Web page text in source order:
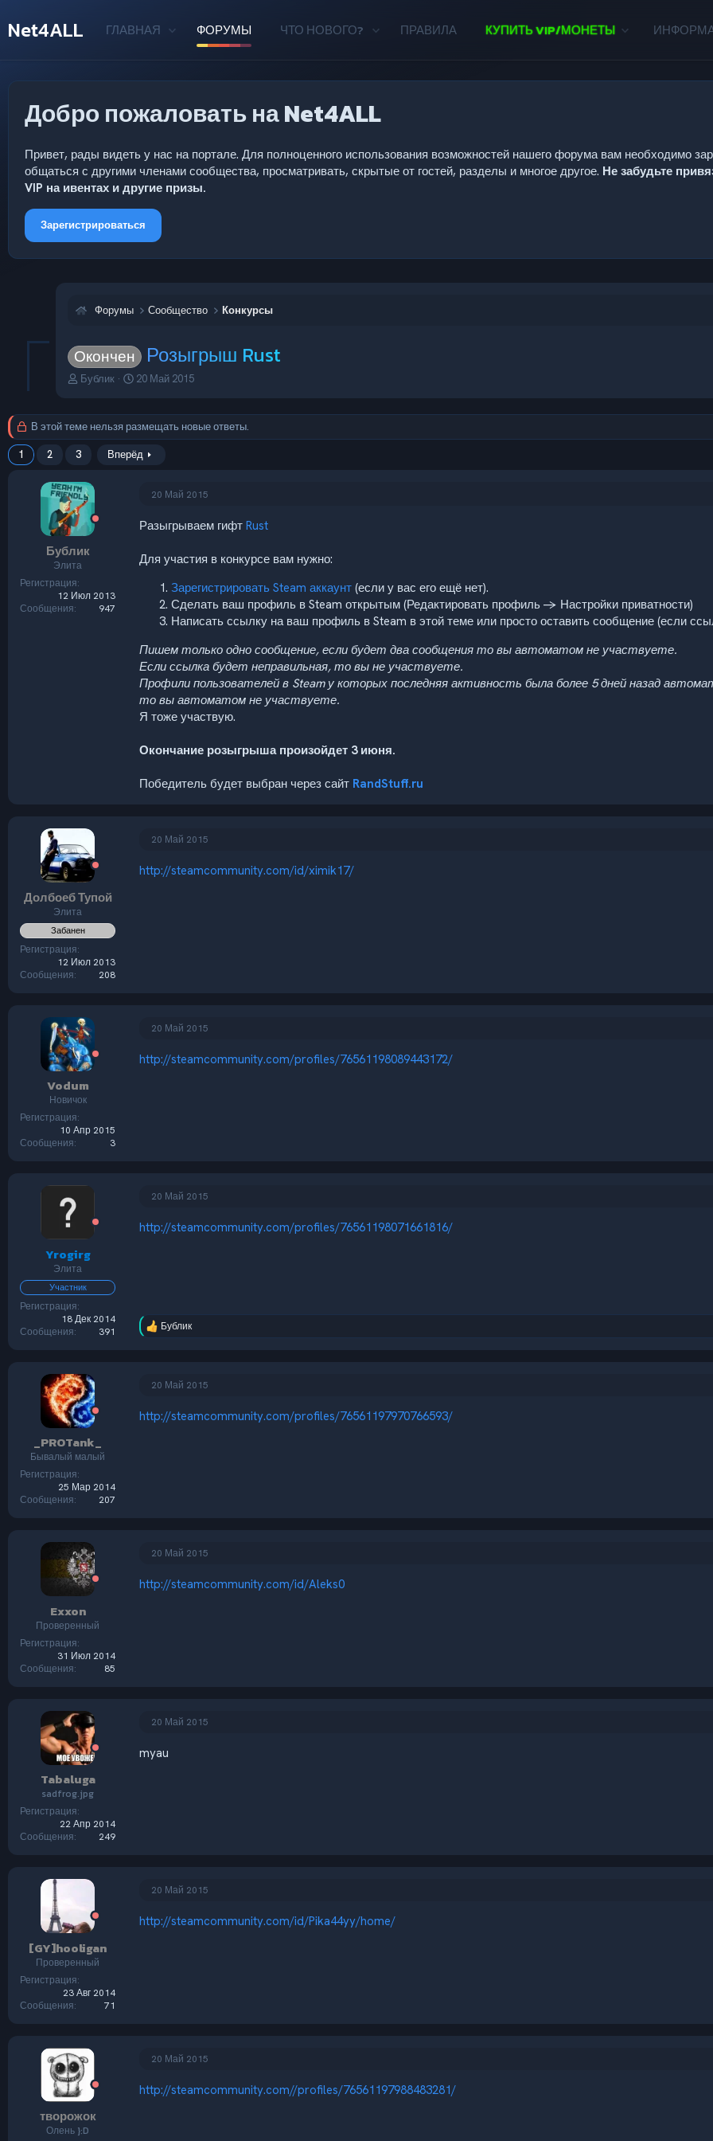
Net4ALL ГЛАВНАЯ ФОРУМЫ ЧТО НОВОГО? ПРАВИЛА КУПИТЬ VIP/МОНЕТЫ
Добро пожаловать на Net4ALL
Привет, рады видеть у нас на портале. Для полноценного использования возможностей нашего форума вам необходимо
общаться с другими членами сообщества, просматривать, скрытые от гостей, разделы и многое другое. Не забудьте
VIP на ивентах и другие призы.
Зарегистрироваться
Форумы Сообщество Конкурсы
Окончен Розыгрыш Rust
А
т
ы
Бублик
Д
а
ч
20 Май 2015
В этой теме нельзя размещать новые ответы.
1 2 3 Вперёд
Бублик
Элита
Регистрация
12 Июл 2013
Сообщения
947
20 Май 2015
Разыгрываем гифт Rust
Для участия в конкурсе вам нужно:
Зарегистрировать Steam аккаунт (если у вас его ещё нет).
Сделать ваш профиль в Steam открытым (Редактировать профиль -> Настройки приватности)
Написать ссылку на ваш профиль в Steam в этой теме или просто оставить сообщение (если
Пишем только одно сообщение, если будет два сообщения то вы автоматом не участвуете.
Если ссылка будет неправильная, то вы не участвуете.
Профили пользователей в Steam у которых последняя активность была более 5 дней назад
то вы автоматом не участвуете.
Я тоже участвую.
Окончание розыгрыша произойдет 3 июня.
Победитель будет выбран через сайт RandStuff.ru
Долбоеб Тупой
Элита
Забанен
Регистрация
12 Июл 2013
Сообщения
208
20 Май 2015
http://steamcommunity.com/id/ximik17/
Vodum
Новичок
Регистрация
10 Апр 2015
Сообщения
3
20 Май 2015
http://steamcommunity.com/profiles/76561198089443172/
Yrogirg
Элита
Участник
Регистрация
18 Дек 2014
Сообщения
391
20 Май 2015
http://steamcommunity.com/profiles/76561198071661816/
Р
:
Бублик
_PROTank_
Бывалый малый
Регистрация
25 Мар 2014
Сообщения
207
20 Май 2015
http://steamcommunity.com/profiles/76561197970766593/
Exxon
Проверенный
Регистрация
31 Июл 2014
Сообщения
85
20 Май 2015
http://steamcommunity.com/id/Aleks0
Tabaluga
sadfrog.jpg
Регистрация
22 Апр 2014
Сообщения
249
20 Май 2015
myau
[GY]hooligan
Проверенный
Регистрация
23 Авг 2014
Сообщения
71
20 Май 2015
http://steamcommunity.com/id/Pika44yy/home/
творожок
Олень }:D
20 Май 2015
http://steamcommunity.com//profiles/76561197988483281/